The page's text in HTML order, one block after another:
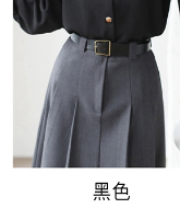
任。
４．使用「AFTEE先享後
時審查核予不同之上限額
請求用戶進行身份認證。
５．嚴禁一人註冊多個帳
恩沛科技股份有限公司將
每筆NT$70，滿
離島-郵局寄送
每筆NT$90，滿
國家/地區配送